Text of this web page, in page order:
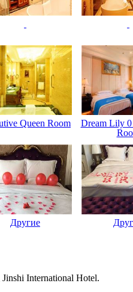
Queen Room
Dream Lily 0
Другие
International Hotel.